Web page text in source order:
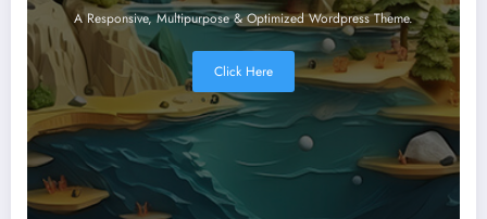
A Responsive, Multipurpose & Optimized Wordpress Theme.
Click Here